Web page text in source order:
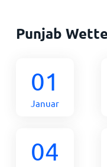
Punjab
01
Januar
04